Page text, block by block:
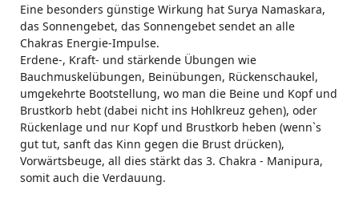
Eine besonders günstige Wirkung hat Surya Namaskara,
das Sonnengebet, das Sonnengebet sendet an alle
Chakras Energie-Impulse.
Erdene-, Kraft- und stärkende Übungen wie
Bauchmuskelübungen, Beinübungen, Rückenschaukel,
umgekehrte Bootstellung, wo man die Beine und Kopf und
Brustkorb hebt (dabei nicht ins Hohlkreuz gehen), oder
Rückenlage und nur Kopf und Brustkorb heben (wenn`s
gut tut, sanft das Kinn gegen die Brust drücken),
Vorwärtsbeuge, all dies stärkt das 3. Chakra - Manipura,
somit auch die Verdauung.